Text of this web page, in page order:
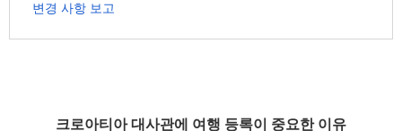
크로아티아 대사관에 여행 등록이 중요한 이유
변경 사항 보고